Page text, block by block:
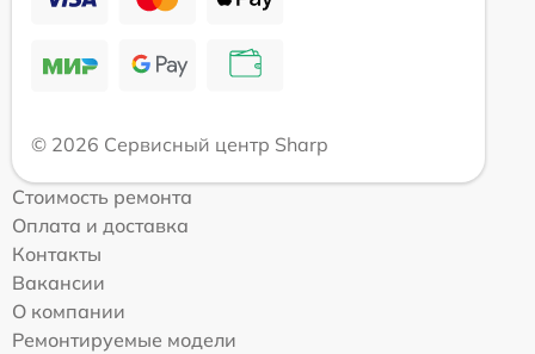
© 2026 Сервисный центр Sharp
Стоимость ремонта
Оплата и доставка
Контакты
Вакансии
О компании
Ремонтируемые модели